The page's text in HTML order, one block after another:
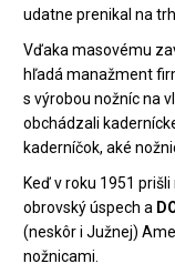
udatne prenikal na
Vďaka masovému
hľadá manažment
s výrobou nožníc na
obchádzali
kaderníčok, aké
Keď v roku 1951
obrovský úspech a
(neskôr i Južnej)
nožnicami.